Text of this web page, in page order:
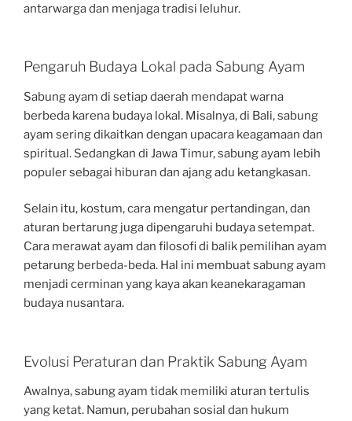
antarwarga dan menjaga tradisi leluhur.
Pengaruh Budaya Lokal pada Sabung Ayam
Sabung ayam di setiap daerah mendapat warna
berbeda karena budaya lokal. Misalnya, di Bali, sabung
ayam sering dikaitkan dengan upacara keagamaan dan
spiritual. Sedangkan di Jawa Timur, sabung ayam lebih
populer sebagai hiburan dan ajang adu ketangkasan.
Selain itu, kostum, cara mengatur pertandingan, dan
aturan bertarung juga dipengaruhi budaya setempat.
Cara merawat ayam dan filosofi di balik pemilihan ayam
petarung berbeda-beda. Hal ini membuat sabung ayam
menjadi cerminan yang kaya akan keanekaragaman
budaya nusantara.
Evolusi Peraturan dan Praktik Sabung Ayam
Awalnya, sabung ayam tidak memiliki aturan tertulis
yang ketat. Namun, perubahan sosial dan hukum